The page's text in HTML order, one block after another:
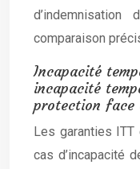
comparaison
Incapacité
incapacité
protection face
Les garanties ITT
cas d’incapacité